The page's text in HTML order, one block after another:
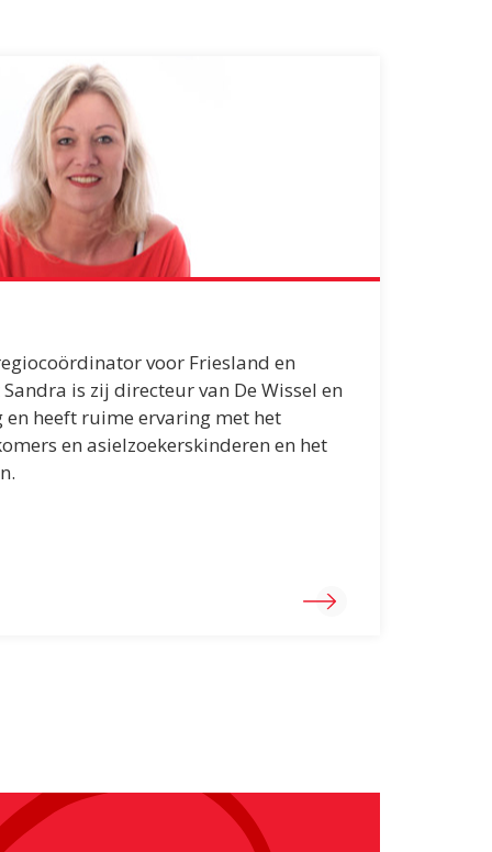
voor Friesland en
is zij directeur van De Wissel en
en heeft ruime ervaring met het
en asielzoekerskinderen en het